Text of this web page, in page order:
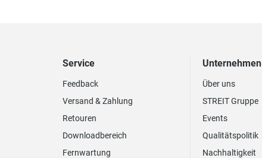
Service
Feedback
Versand & Zahlung
Retouren
Downloadbereich
Fernwartung
Unternehmen
Über uns
STREIT Gruppe
Events
Qualitätspolitik
Nachhaltigkeit